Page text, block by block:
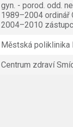
gyn. - porod. odd.
1989–2004 ordinář
2004–2010
Městská poliklinika
Centrum zdraví